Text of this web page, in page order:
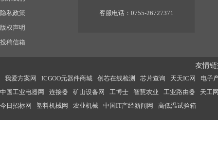
隐私政策
版权声明
投稿信箱
客服电话：0755-26727371
友情
我爱方案网 ICGOO元器件商城 创芯在线检测 芯片查询 天天IC网
电子
中国工业电器网
连接器 矿山设备网 工博士 智慧农业 工业路由器
天工
今日招标网
塑料机械网 农业机械 中国IT产经新闻网 高低温试验箱